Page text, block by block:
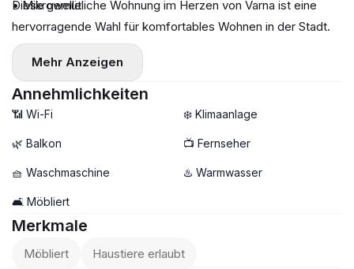
• Mikrowelle
Diese gemütliche Wohnung im Herzen von Varna ist eine
hervorragende Wahl für komfortables Wohnen in der Stadt.
Mehr Anzeigen
Annehmlichkeiten
📶 Wi-Fi ❄️ Klimaanlage
🌿 Balkon 📺 Fernseher
🧺 Waschmaschine ♨️ Warmwasser
🛋️ Möbliert
Merkmale
Möbliert Haustiere erlaubt